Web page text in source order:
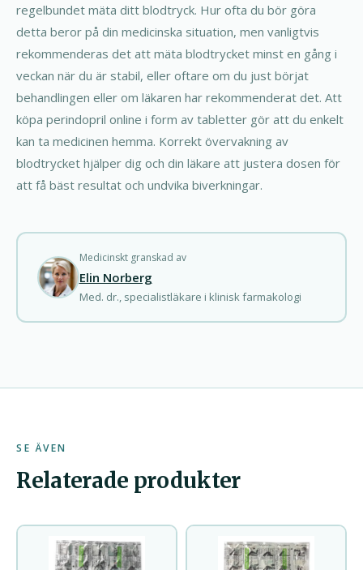
regelbundet mäta ditt blodtryck. Hur ofta du bör göra
detta beror på din medicinska situation, men vanligtvis
rekommenderas det att mäta blodtrycket minst en gång i
veckan när du är stabil, eller oftare om du just börjat
behandlingen eller om läkaren har rekommenderat det. Att
köpa perindopril online i form av tabletter gör att du enkelt
kan ta medicinen hemma. Korrekt övervakning av
blodtrycket hjälper dig och din läkare att justera dosen för
att få bäst resultat och undvika biverkningar.
Medicinskt granskad av
Elin Norberg
Med. dr., specialistläkare i klinisk farmakologi
SE ÄVEN
Relaterade produkter